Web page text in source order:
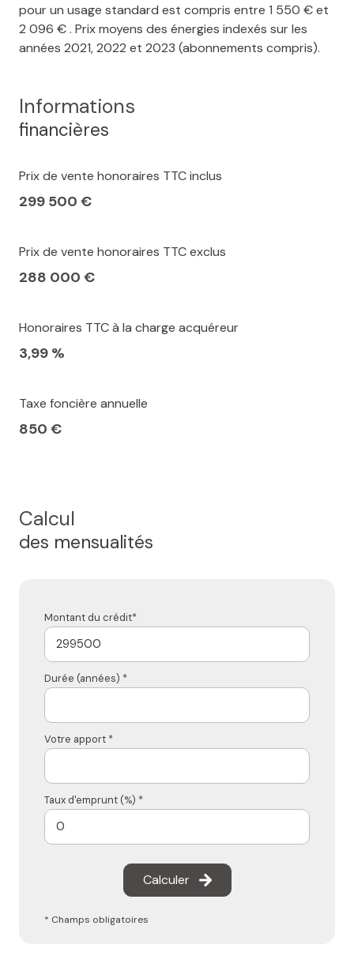
pour un usage standard est compris entre 1 550 € et
2 096 € . Prix moyens des énergies indexés sur les
années 2021, 2022 et 2023 (abonnements compris).
Informations
financières
Prix de vente honoraires TTC inclus
299 500 €
Prix de vente honoraires TTC exclus
288 000 €
Honoraires TTC à la charge acquéreur
3,99 %
Taxe foncière annuelle
850 €
Calcul
des mensualités
Montant du crédit*
Durée (années) *
Votre apport *
Taux d'emprunt (%) *
Calculer
* Champs obligatoires